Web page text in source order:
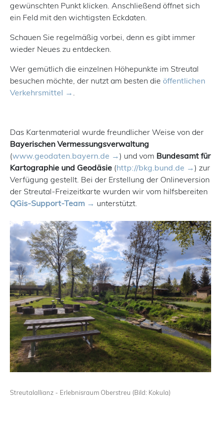
gewünschten Punkt klicken. Anschließend öffnet sich
ein Feld mit den wichtigsten Eckdaten.
Schauen Sie regelmäßig vorbei, denn es gibt immer
wieder Neues zu entdecken.
Wer gemütlich die einzelnen Höhepunkte im Streutal
besuchen möchte, der nutzt am besten die öffentlichen
Verkehrsmittel
.
Das Kartenmaterial wurde freundlicher Weise von der
Bayerischen Vermessungsverwaltung
(www.geodaten.bayern.de ) und vom Bundesamt für
Kartographie und Geodäsie (http://bkg.bund.de
) zur
Verfügung gestellt. Bei der Erstellung der Onlineversion
der Streutal-Freizeitkarte wurden wir vom hilfsbereiten
QGis-Support-Team
unterstützt.
Streutalallianz - Erlebnisraum Oberstreu (Bild: Kokula)